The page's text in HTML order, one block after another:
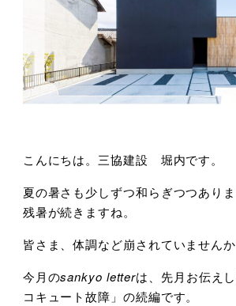
こんにちは。三協建設 堀内です。
夏の暑さも少しずつ和らぎつつあり
残暑が続きますね。
皆さま、体調など崩されていませんか
今月のsankyo letterは、先月お伝え
コキュート故障」の続編です。